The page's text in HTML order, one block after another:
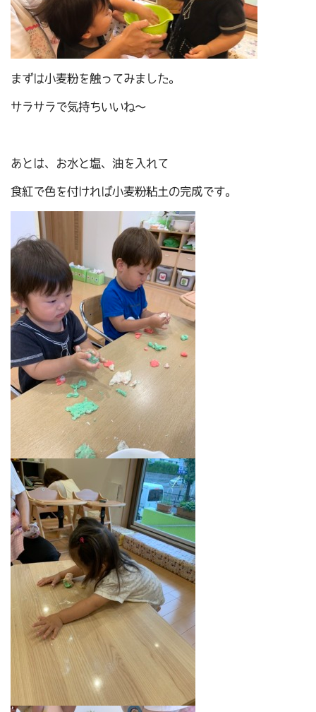
まずは小麦粉を触ってみました。
サラサラで気持ちいいね～
あとは、お水と塩、油を入れて
食紅で色を付ければ小麦粉粘土の完成です。